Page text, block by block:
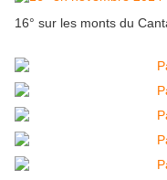
16° sur les monts du